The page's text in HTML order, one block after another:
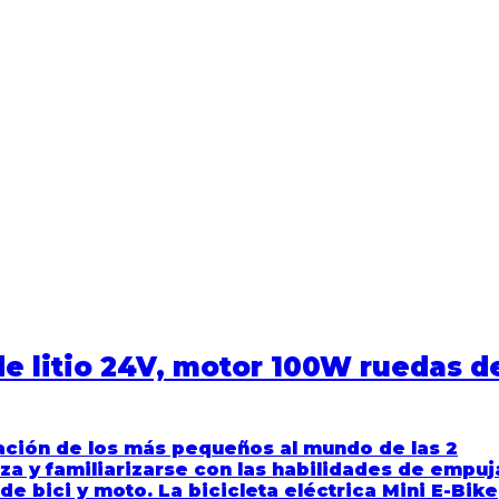
litio 24V, motor 100W ruedas
de los más pequeños al mundo de las 2
y familiarizarse con las habilidades de
bici y moto. La bicicleta eléctrica Mini E-Bike